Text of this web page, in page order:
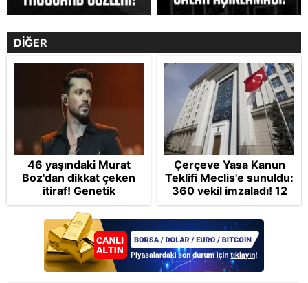
DİĞER
46 yaşındaki Murat
Boz'dan dikkat çeken
itiraf! Genetik
korkusunu açıkladı
Çerçeve Yasa Kanun
Teklifi Meclis'e sunuldu:
360 vekil imzaladı! 12
maddede tüm detaylar
Takvim'de: Silah
bırakmada tespit ve
teyit MGK'da